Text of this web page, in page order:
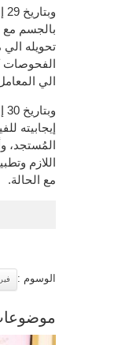
بالجسم مع
تحويله
الفحوصات
الي
إيجابيته
المُستجد،
اللازم
مع الحالة.
الوسوم :